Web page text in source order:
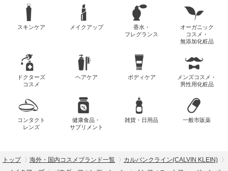
スキンケア メイクアップ
香水・
フレグランス
オーガニック
コスメ・
無添加化粧品
ドクターズ
コスメ
ヘアケア ボディケア
メンズコスメ・
男性用化粧品
コンタクト
レンズ
健康食品・
サプリメント
雑貨・日用品 一般市販薬
トップ 海外・国内コスメブランド一覧
カルバンクライン(CALVIN KLEIN)